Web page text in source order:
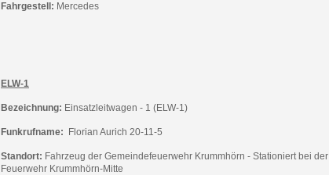
Fahrgestell: Mercedes
ELW-1
Bezeichnung: Einsatzleitwagen - 1 (ELW-1)
Funkrufname: Florian Aurich 20-11-5
Standort: Fahrzeug der Gemeindefeuerwehr Krummhörn - Stationiert bei der
Feuerwehr Krummhörn-Mitte